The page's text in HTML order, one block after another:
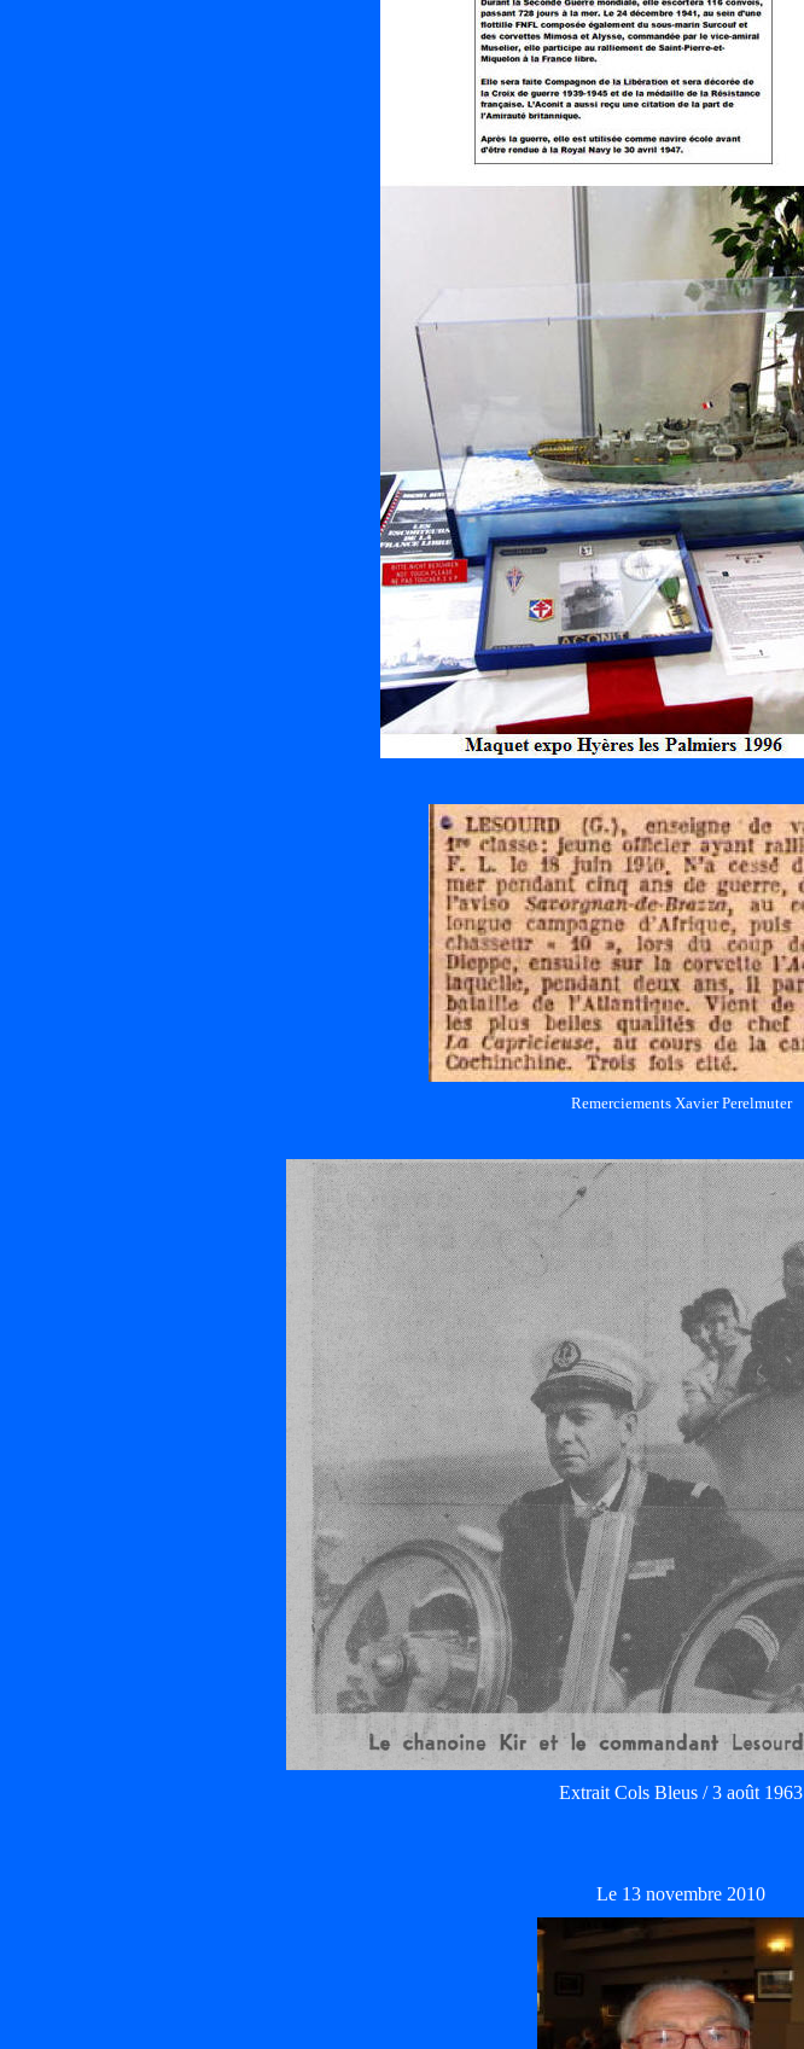
Remerciements Xavier Perelmuter
Extrait Cols Bleus / 3 août 1963
Le 13 novembre 2010